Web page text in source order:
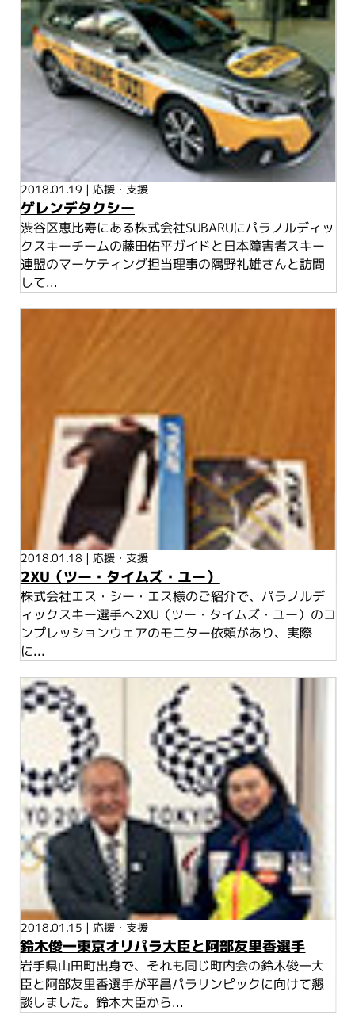
2018.01.19 | 応援・支援
ゲレンデタクシー
渋谷区恵比寿にある株式会社SUBARUにパラノルディッ
クスキーチームの藤田佑平ガイドと日本障害者スキー
連盟のマーケティング担当理事の隅野礼雄さんと訪問
して...
2018.01.18 | 応援・支援
2XU（ツー・タイムズ・ユー）
株式会社エス・シー・エス様のご紹介で、パラノルデ
ィックスキー選手へ2XU（ツー・タイムズ・ユー）のコ
ンプレッションウェアのモニター依頼があり、実際
に...
2018.01.15 | 応援・支援
鈴木俊一東京オリパラ大臣と阿部友里香選手
岩手県山田町出身で、それも同じ町内会の鈴木俊一大
臣と阿部友里香選手が平昌パラリンピックに向けて懇
談しました。鈴木大臣から...